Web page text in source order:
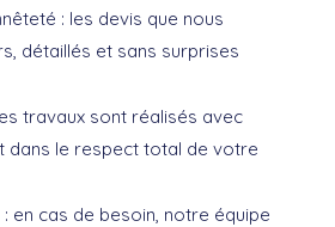
: les devis que nous
détaillés et sans surprises
travaux sont réalisés avec
dans le respect total de votre
en cas de besoin, notre équipe